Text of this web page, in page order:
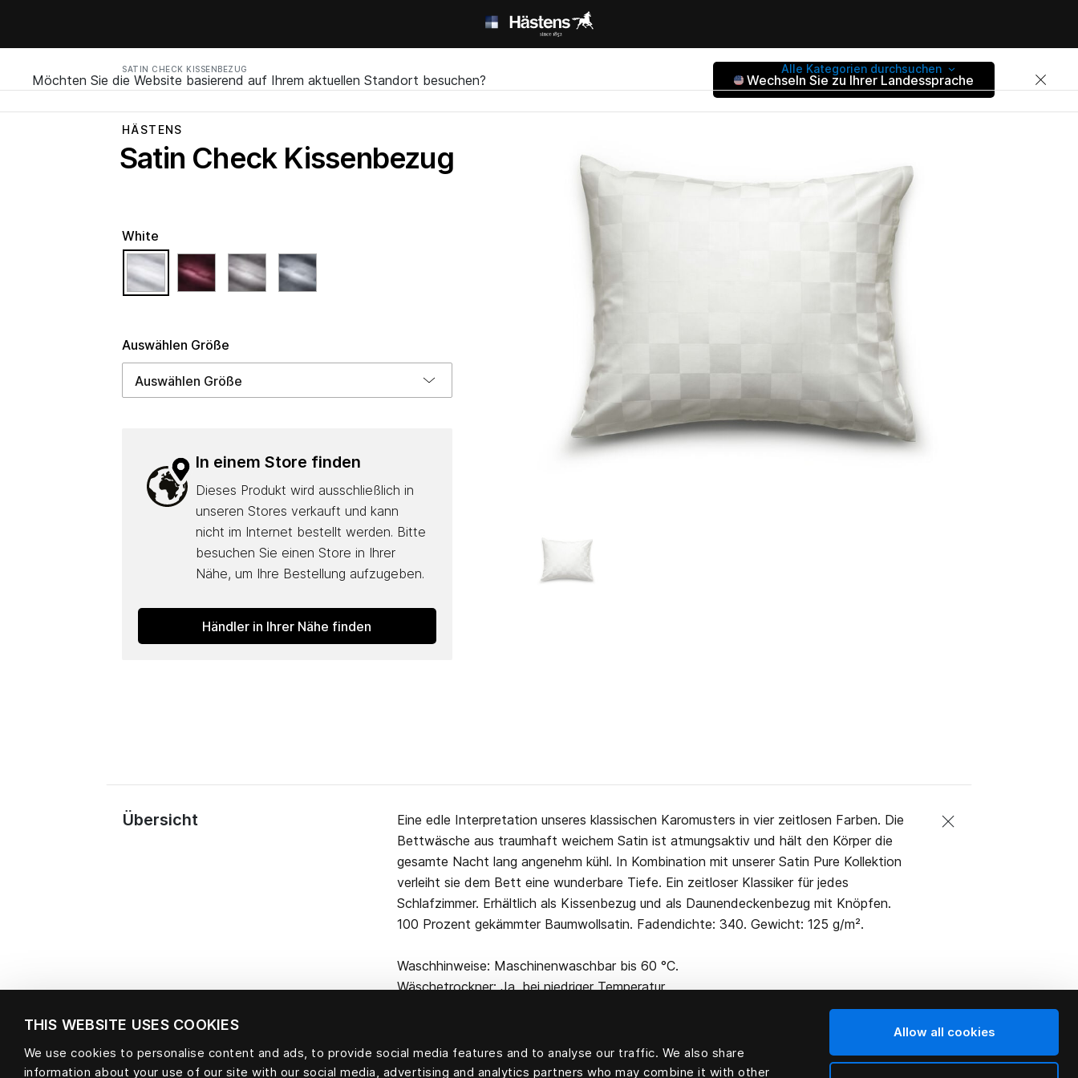
THIS WEBSITE USES COOKIES
We use cookies to personalise content and ads, to provide social media features and to analyse our traffic. We also share
information about your use of our site with our social media, advertising and analytics partners who may combine it with other
Allow all cookies
SATIN CHECK KISSENBEZUG Alle Kategorien durchsuchen
Möchten Sie die Website basierend auf Ihrem aktuellen Standort besuchen? Wechseln Sie zu Ihrer Landessprache
HÄSTENS
Satin Check Kissenbezug
Auswählen Größe
White
selected
In einem Store finden
Dieses Produkt wird ausschließlich in
unseren Stores verkauft und kann
nicht im Internet bestellt werden. Bitte
besuchen Sie einen Store in Ihrer
Nähe, um Ihre Bestellung aufzugeben.
Händler in Ihrer Nähe finden
Übersicht
Eine edle Interpretation unseres klassischen Karomusters in vier zeitlosen Farben. Die
Bettwäsche aus traumhaft weichem Satin ist atmungsaktiv und hält den Körper die
gesamte Nacht lang angenehm kühl. In Kombination mit unserer Satin Pure Kollektion
verleiht sie dem Bett eine wunderbare Tiefe. Ein zeitloser Klassiker für jedes
Schlafzimmer. Erhältlich als Kissenbezug und als Daunendeckenbezug mit Knöpfen.
100 Prozent gekämmter Baumwollsatin. Fadendichte: 340. Gewicht: 125 g/m².
Waschhinweise: Maschinenwaschbar bis 60 °C.
Wäschetrockner: Ja, bei niedriger Temperatur.